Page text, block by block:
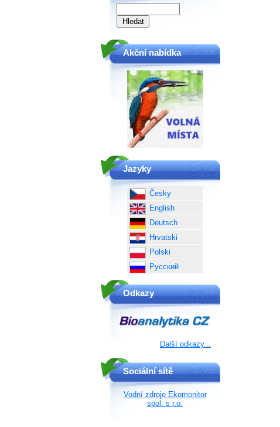
Akční nabídka
Jazyky
Česky
English
Deutsch
Hrvatski
Polski
Русский
Odkazy
Další odkazy...
Sociální sítě
Vodní zdroje Ekomonitor
spol. s r.o.